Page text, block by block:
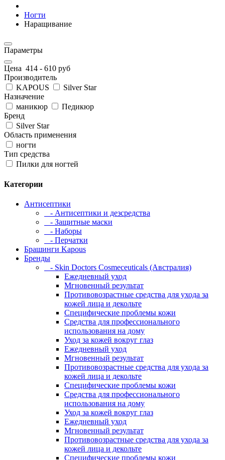
Ногти
Наращивание
Параметры
Цена 414 - 610 руб
Производитель
KAPOUS
Silver Star
Назначение
маникюр
Педикюр
Бренд
Silver Star
Область применения
ногти
Тип средства
Пилки для ногтей
Категории
Антисептики
- Антисептики и дезсредства
- Защитные маски
- Наборы
- Перчатки
Брашинги Kapous
Бренды
- Skin Doctors Cosmeceuticals (Австралия)
Ежедневный уход
Мгновенный результат
Противовозрастные средства для ухода за
кожей лица и декольте
Специфические проблемы кожи
Средства для профессионального
использования на дому
Уход за кожей вокруг глаз
Ежедневный уход
Мгновенный результат
Противовозрастные средства для ухода за
кожей лица и декольте
Специфические проблемы кожи
Средства для профессионального
использования на дому
Уход за кожей вокруг глаз
Ежедневный уход
Мгновенный результат
Противовозрастные средства для ухода за
кожей лица и декольте
Специфические проблемы кожи